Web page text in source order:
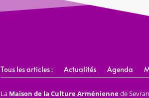
Tous les articles : Actualités Agenda
La Maison de la Culture Arméniennede